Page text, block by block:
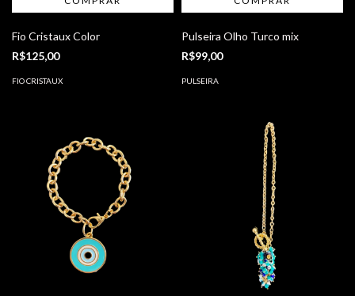
Fio Cristaux Color
R$125,00
FIO CRISTAUX
Pulseira Olho Turco mix
R$99,00
PULSEIRA